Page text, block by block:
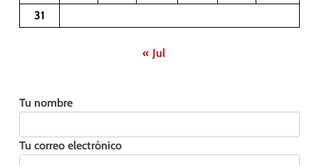
31
« Jul
Tu nombre
Tu correo electrónico